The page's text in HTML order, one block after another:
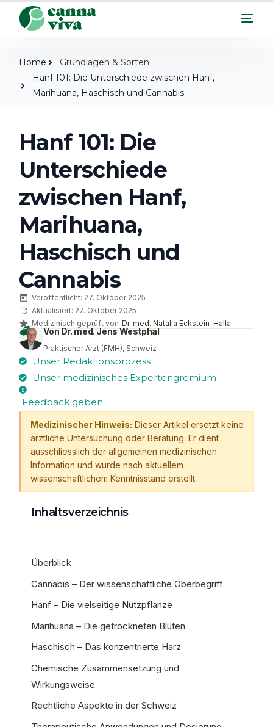
Home
Grundlagen & Sorten
Hanf 101: Die Unterschiede zwischen Hanf,
Marihuana, Haschisch und Cannabis
Hanf 101: Die
Unterschiede
zwischen Hanf,
Marihuana,
Haschisch und
Cannabis
Veröffentlicht: 27. Oktober 2025
Aktualisiert: 27. Oktober 2025
Medizinisch geprüft von Dr. med. Natalia Eckstein-Halla
Von Dr. med. Jens Westphal
Praktischer Arzt (FMH), Schweiz
Unser Redaktionsprozess
Unser medizinisches Expertengremium
Feedback geben
Medizinischer Hinweis: Dieser Artikel ersetzt keine
ärztliche Untersuchung oder Beratung. Er dient
ausschliesslich der allgemeinen medizinischen
Information und wurde nach aktuellem
wissenschaftlichem Kenntnisstand erstellt.
Inhaltsverzeichnis
Überblick
Cannabis – Der wissenschaftliche Oberbegriff
Hanf – Die vielseitige Nutzpflanze
Marihuana – Die getrockneten Blüten
Haschisch – Das konzentrierte Harz
Chemische Zusammensetzung und
Wirkungsweise
Rechtliche Aspekte in der Schweiz